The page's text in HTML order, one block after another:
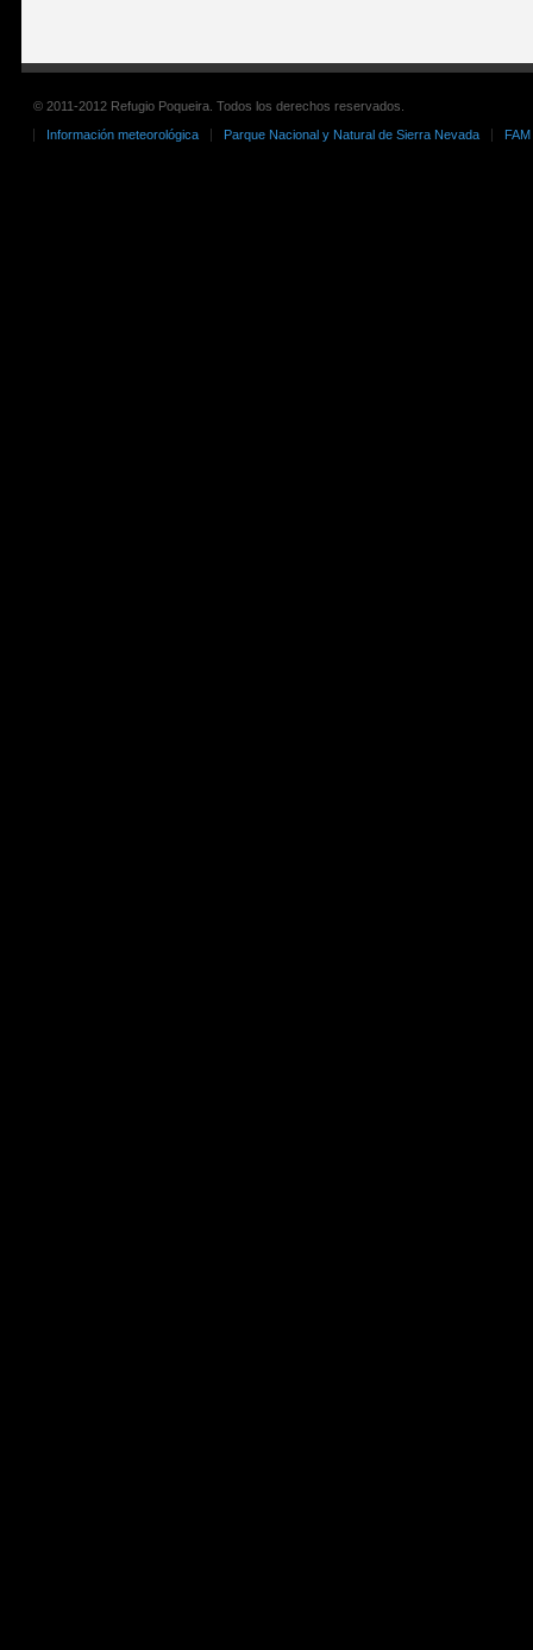
© 2011-2012 Refugio Poqueira. Todos los derechos reservados.
Información meteorológica
Parque Nacional y Natural de Sierra Nevada FAM